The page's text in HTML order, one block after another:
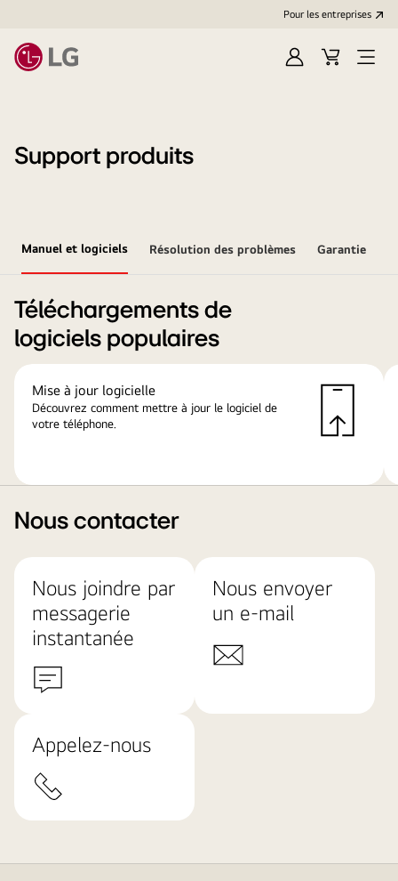
Pour les entreprises
Se
Panier
Support produits
Manuel et logiciels Résolution des problèmes Garantie
Téléchargements de
logiciels populaires
Mise à jour logicielle
Découvrez comment mettre à jour le logiciel de
votre téléphone.
Nous contacter
Nous joindre par
messagerie
instantanée
Nous envoyer
un e-mail
Appelez-nous